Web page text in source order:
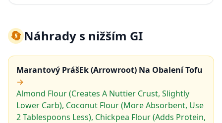
🔄Náhrady s nižším GI
Marantový PrášEk (Arrowroot) Na Obalení Tofu
→
Almond Flour (Creates A Nuttier Crust, Slightly
Lower Carb), Coconut Flour (More Absorbent, Use
2 Tablespoons Less), Chickpea Flour (Adds Protein,